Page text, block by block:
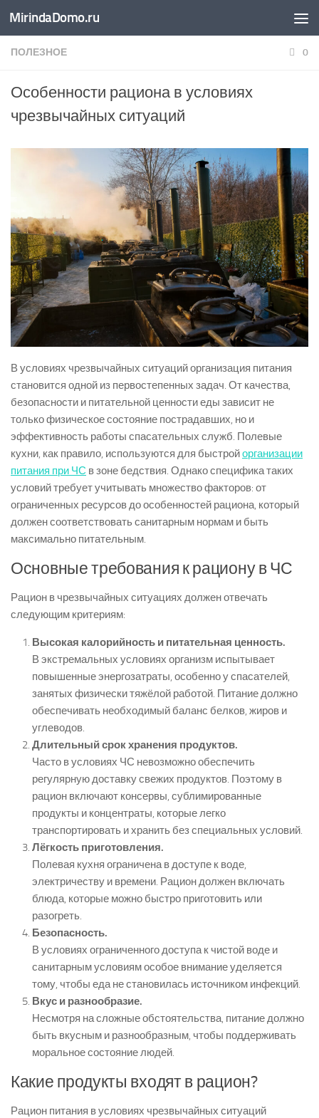
Перейти к содержимому
MirindaDomo.ru
ПОЛЕЗНОЕ 0
Особенности рациона в условиях
чрезвычайных ситуаций
В условиях чрезвычайных ситуаций организация питания
становится одной из первостепенных задач. От качества,
безопасности и питательной ценности еды зависит не
только физическое состояние пострадавших, но и
эффективность работы спасательных служб. Полевые
кухни, как правило, используются для быстройорганизации
питания при ЧС в зоне бедствия. Однако специфика таких
условий требует учитывать множество факторов: от
ограниченных ресурсов до особенностей рациона, который
должен соответствовать санитарным нормам и быть
максимально питательным.
Основные требования к рациону в ЧС
Рацион в чрезвычайных ситуациях должен отвечать
следующим критериям:
Высокая калорийность и питательная ценность.
В экстремальных условиях организм испытывает
повышенные энергозатраты, особенно у спасателей,
занятых физически тяжёлой работой. Питание должно
обеспечивать необходимый баланс белков, жиров и
углеводов.
Длительный срок хранения продуктов.
Часто в условиях ЧС невозможно обеспечить
регулярную доставку свежих продуктов. Поэтому в
рацион включают консервы, сублимированные
продукты и концентраты, которые легко
транспортировать и хранить без специальных условий.
Лёгкость приготовления.
Полевая кухня ограничена в доступе к воде,
электричеству и времени. Рацион должен включать
блюда, которые можно быстро приготовить или
разогреть.
Безопасность.
В условиях ограниченного доступа к чистой воде и
санитарным условиям особое внимание уделяется
тому, чтобы еда не становилась источником инфекций.
Вкус и разнообразие.
Несмотря на сложные обстоятельства, питание должно
быть вкусным и разнообразным, чтобы поддерживать
моральное состояние людей.
Какие продукты входят в рацион?
Рацион питания в условиях чрезвычайных ситуаций